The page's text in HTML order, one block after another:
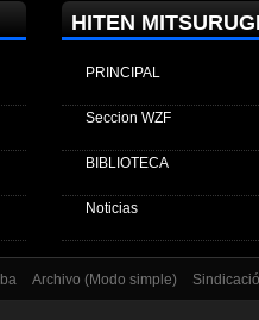
HITEN MITSURUGI
PRINCIPAL
Seccion WZF
BIBLIOTECA
Noticias
Archivo (Modo simple)